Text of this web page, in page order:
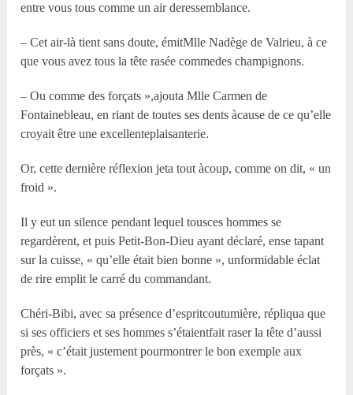
entre vous tous comme un air deressemblance.
– Cet air-là tient sans doute, émitMlle Nadège de Valrieu, à ce
que vous avez tous la tête rasée commedes champignons.
– Ou comme des forçats »,ajouta Mlle Carmen de
Fontainebleau, en riant de toutes ses dents àcause de ce qu’elle
croyait être une excellenteplaisanterie.
Or, cette dernière réflexion jeta tout àcoup, comme on dit, « un
froid ».
Il y eut un silence pendant lequel tousces hommes se
regardèrent, et puis Petit-Bon-Dieu ayant déclaré, ense tapant
sur la cuisse, « qu’elle était bien bonne », unformidable éclat
de rire emplit le carré du commandant.
Chéri-Bibi, avec sa présence d’espritcoutumière, répliqua que
si ses officiers et ses hommes s’étaientfait raser la tête d’aussi
près, « c’était justement pourmontrer le bon exemple aux
forçats ».